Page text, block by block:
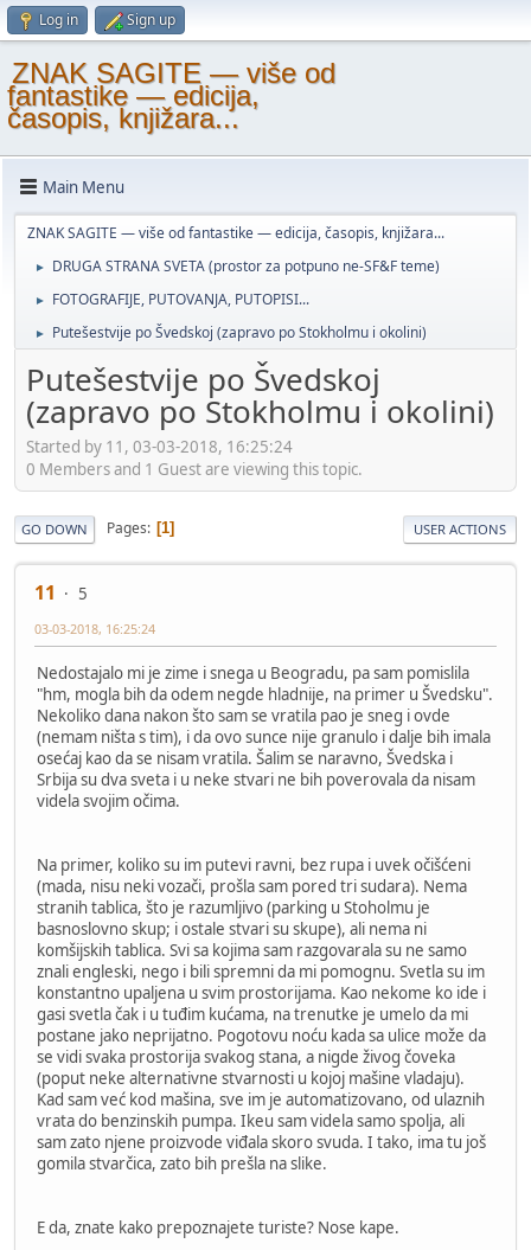
Log in Sign up
ZNAK SAGITE — više od
fantastike — edicija,
časopis, knjižara...
Main Menu
ZNAK SAGITE — više od fantastike — edicija, časopis, knjižara...
► DRUGA STRANA SVETA (prostor za potpuno ne-SF&F teme)
► FOTOGRAFIJE, PUTOVANJA, PUTOPISI...
► Putešestvije po Švedskoj (zapravo po Stokholmu i okolini)
Putešestvije po Švedskoj
(zapravo po Stokholmu i okolini)
Started by 11, 03-03-2018, 16:25:24
0 Members and 1 Guest are viewing this topic.
GO DOWN Pages 1 USER ACTIONS
11 5
03-03-2018, 16:25:24
Nedostajalo mi je zime i snega u Beogradu, pa sam pomislila
"hm, mogla bih da odem negde hladnije, na primer u Švedsku".
Nekoliko dana nakon što sam se vratila pao je sneg i ovde
(nemam ništa s tim), i da ovo sunce nije granulo i dalje bih imala
osećaj kao da se nisam vratila. Šalim se naravno, Švedska i
Srbija su dva sveta i u neke stvari ne bih poverovala da nisam
videla svojim očima.
Na primer, koliko su im putevi ravni, bez rupa i uvek očišćeni
(mada, nisu neki vozači, prošla sam pored tri sudara). Nema
stranih tablica, što je razumljivo (parking u Stoholmu je
basnoslovno skup; i ostale stvari su skupe), ali nema ni
komšijskih tablica. Svi sa kojima sam razgovarala su ne samo
znali engleski, nego i bili spremni da mi pomognu. Svetla su im
konstantno upaljena u svim prostorijama. Kao nekome ko ide i
gasi svetla čak i u tuđim kućama, na trenutke je umelo da mi
postane jako neprijatno. Pogotovu noću kada sa ulice može da
se vidi svaka prostorija svakog stana, a nigde živog čoveka
(poput neke alternativne stvarnosti u kojoj mašine vladaju).
Kad sam već kod mašina, sve im je automatizovano, od ulaznih
vrata do benzinskih pumpa. Ikeu sam videla samo spolja, ali
sam zato njene proizvode viđala skoro svuda. I tako, ima tu još
gomila stvarčica, zato bih prešla na slike.
E da, znate kako prepoznajete turiste? Nose kape.